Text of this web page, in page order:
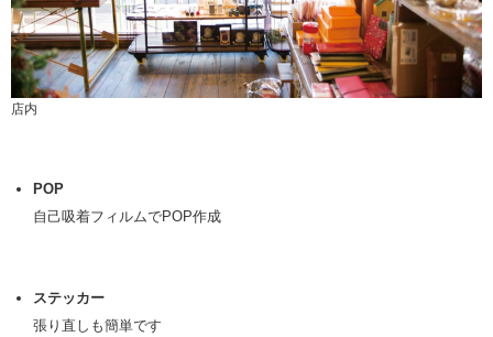
店内
POP
自己吸着フィルムでPOP作成
ステッカー
張り直しも簡単です